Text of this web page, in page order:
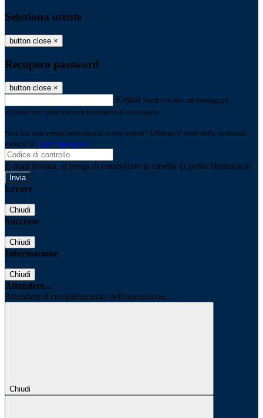
Seleziona utente
button close ×
Recupero password
button close ×
E-mail Verrà inviato un messaggio
all'indirizzo indicato con le istruzioni necessarie.
Non hai una e-mail associata al nome utente? Effettua il reset della password
tramite la Login Spaggiari
E-mail inviata, si prega di controllare la casella di posta elettronica!
Errore
Chiudi
Successo
Chiudi
Informazione
Chiudi
Attendere...
Attendere il completamento dell'operazione...
Chiudi